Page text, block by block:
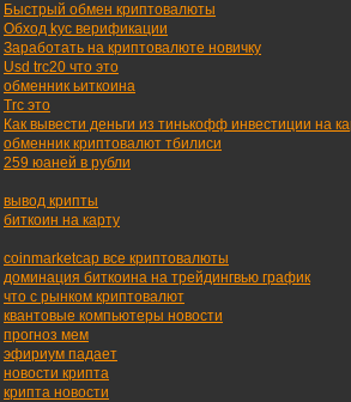
Быстрый обмен криптовалюты
Обход kyc верификации
Заработать на криптовалюте новичку
Usd trc20 что это
обменник ьиткоина
Trc это
Как вывести деньги из тинькофф инвестиции на
обменник криптовалют тбилиси
259 юаней в рубли
вывод крипты
биткоин на карту
coinmarketcap все криптовалюты
доминация биткоина на трейдингвью график
что с рынком криптовалют
квантовые компьютеры новости
прогноз мем
эфириум падает
новости крипта
крипта новости